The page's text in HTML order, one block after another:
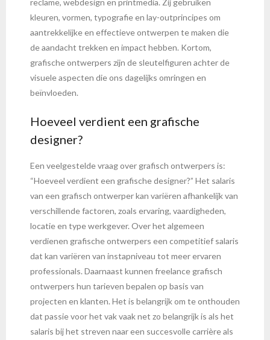
kleuren, vormen, typografie en lay-outprincipes om
aantrekkelijke en effectieve ontwerpen te maken die
de aandacht trekken en impact hebben. Kortom,
grafische ontwerpers zijn de sleutelfiguren achter de
visuele aspecten die ons dagelijks omringen en
beïnvloeden.
Hoeveel verdient een grafische
designer?
Een veelgestelde vraag over grafisch ontwerpers is:
“Hoeveel verdient een grafische designer?” Het salaris
van een grafisch ontwerper kan variëren afhankelijk van
verschillende factoren, zoals ervaring, vaardigheden,
locatie en type werkgever. Over het algemeen
verdienen grafische ontwerpers een competitief salaris
dat kan variëren van instapniveau tot meer ervaren
professionals. Daarnaast kunnen freelance grafisch
ontwerpers hun tarieven bepalen op basis van
projecten en klanten. Het is belangrijk om te onthouden
dat passie voor het vak vaak net zo belangrijk is als het
salaris bij het streven naar een succesvolle carrière als